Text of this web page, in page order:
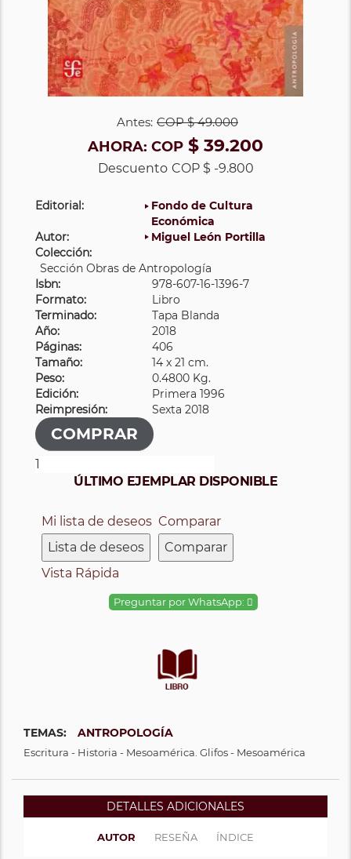
Antes: COP$ 49.000
AHORA: COP $ 39.200
Descuento COP $ -9.800
Editorial:
Fondo de Cultura
Económica
Autor:
Miguel León Portilla
Colección:
Sección Obras de Antropología
Isbn:
978-607-16-1396-7
Formato:
Libro
Terminado:
Tapa Blanda
Año:
2018
Páginas:
406
Tamaño:
14 x 21 cm.
Peso:
0.4800 Kg.
Edición:
Primera 1996
Reimpresión:
Sexta 2018
ÚLTIMO EJEMPLAR DISPONIBLE
Mi lista de deseos
Lista de deseos
Comparar
Comparar
Vista Rápida
Preguntar por WhatsApp:
TEMAS: ANTROPOLOGÍA
Escritura - Historia - Mesoamérica. Glifos - Mesoamérica
DETALLES ADICIONALES
AUTOR RESEÑA ÍNDICE